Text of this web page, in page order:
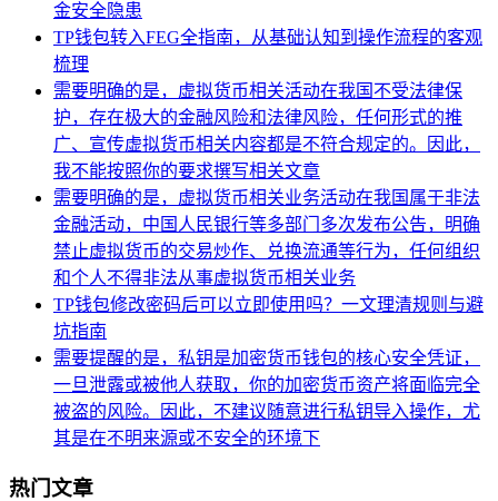
金安全隐患
TP钱包转入FEG全指南，从基础认知到操作流程的客观
梳理
需要明确的是，虚拟货币相关活动在我国不受法律保
护，存在极大的金融风险和法律风险，任何形式的推
广、宣传虚拟货币相关内容都是不符合规定的。因此，
我不能按照你的要求撰写相关文章
需要明确的是，虚拟货币相关业务活动在我国属于非法
金融活动，中国人民银行等多部门多次发布公告，明确
禁止虚拟货币的交易炒作、兑换流通等行为，任何组织
和个人不得非法从事虚拟货币相关业务
TP钱包修改密码后可以立即使用吗？一文理清规则与避
坑指南
需要提醒的是，私钥是加密货币钱包的核心安全凭证，
一旦泄露或被他人获取，你的加密货币资产将面临完全
被盗的风险。因此，不建议随意进行私钥导入操作，尤
其是在不明来源或不安全的环境下
热门文章